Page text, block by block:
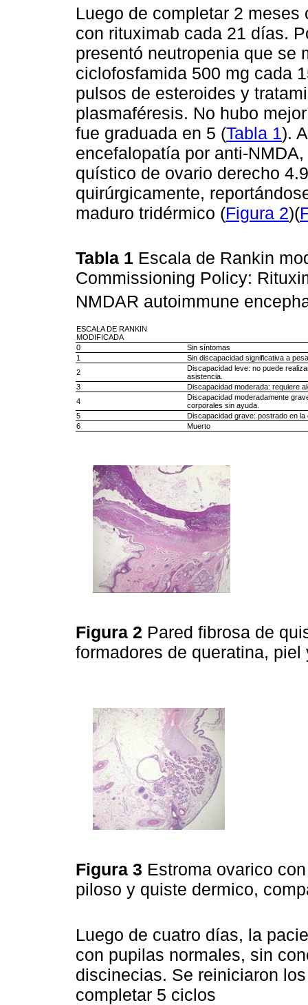
Luego de completar 2
con rituximab cada 21 días.
presentó neutropenia que se
ciclofosfamida 500 mg cada
pulsos de esteroides y
plasmaféresis. No hubo
fue graduada en 5 (Tabla 1).
encefalopatía por anti-
quístico de ovario derecho
quirúrgicamente,
maduro tridérmico (Figura 2)(
Tabla 1 Escala de Rankin
Commissioning Policy:
NMDAR autoimmune
ESCALA DE RANKIN
MODIFICADA
0
Sin síntomas
1
Sin discapacidad significativa a
2
Discapacidad leve: no puede
asistencia.
3
Discapacidad moderada: requiere
4
Discapacidad moderadamente
corporales sin ayuda.
5
Discapacidad grave: postrado en
6
Muerto
Figura 2 Pared fibrosa de
formadores de queratina,
Figura 3 Estroma ovarico
piloso y quiste dermico,
Luego de cuatro días, la
con pupilas normales, sin
discinecias. Se reiniciaron
completar 5 ciclos